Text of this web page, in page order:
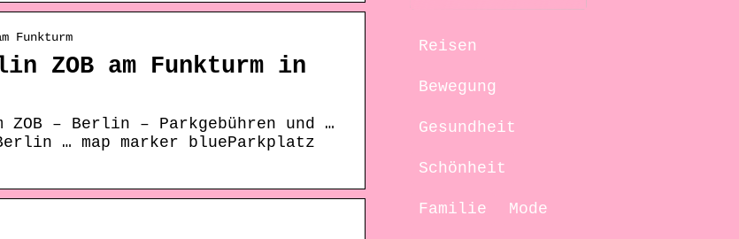
Funkturm
ZOB am Funkturm in
– Berlin – Parkgebühren und …
… map marker blueParkplatz
Reisen
Bewegung
Gesundheit
Schönheit
Familie Mode